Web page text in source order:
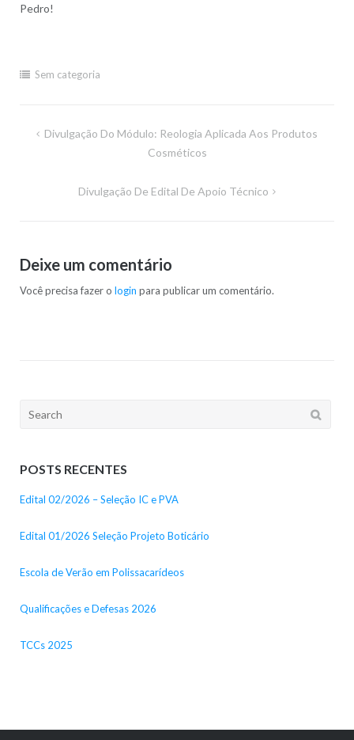
Pedro!
Sem categoria
Navegação
Divulgação Do Módulo: Reologia Aplicada Aos Produtos
Cosméticos
Divulgação De Edital De Apoio Técnico
Deixe um comentário
Você precisa fazer o login para publicar um comentário.
Search
POSTS RECENTES
Edital 02/2026 – Seleção IC e PVA
Edital 01/2026 Seleção Projeto Boticário
Escola de Verão em Polissacarídeos
Qualificações e Defesas 2026
TCCs 2025